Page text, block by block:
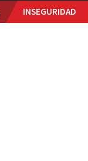
INSEGURIDAD